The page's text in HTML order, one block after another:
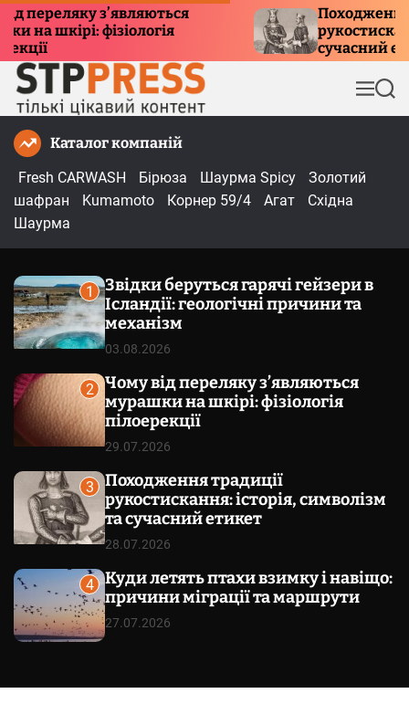
з’являються
фізіологія
Походження
рукостискання:
сучасний етикет
М
е
П
о
Каталог компаній
Fresh CARWASH
Бірюза Шаурма Spicy
Золотий
шафран
Kumamoto Корнер 59/4 Агат
Східна
Шаурма
1
Звідки беруться гарячі гейзери в
Ісландії: геологічні причини та
механізм
03.08.2026
2
Чому від переляку з’являються
мурашки на шкірі: фізіологія
пілоерекції
29.07.2026
3
Походження традиції
рукостискання: історія, символізм
та сучасний етикет
28.07.2026
4
Куди летять птахи взимку і навіщо:
причини міграції та маршрути
27.07.2026